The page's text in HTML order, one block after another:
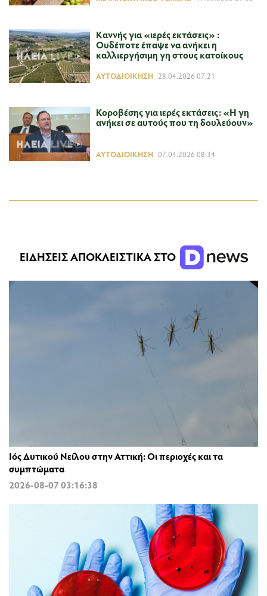
Καννής για «ιερές εκτάσεις» :
Ουδέποτε έπαψε να ανήκει η
καλλιεργήσιμη γη στους κατοίκους
ΑΥΤΟΔΙΟΊΚΗΣΗ 28.04.2026 07:21
Κοροβέσης για ιερές εκτάσεις: «Η γη
ανήκει σε αυτούς που τη δουλεύουν»
ΑΥΤΟΔΙΟΊΚΗΣΗ 07.04.2026 08:34
ΕΙΔΗΣΕΙΣ ΑΠΟΚΛΕΙΣΤΙΚΑ ΣΤΟ
Ιός Δυτικού Νείλου στην Αττική: Οι περιοχές και τα
συμπτώματα
2026-08-07 03:16:38